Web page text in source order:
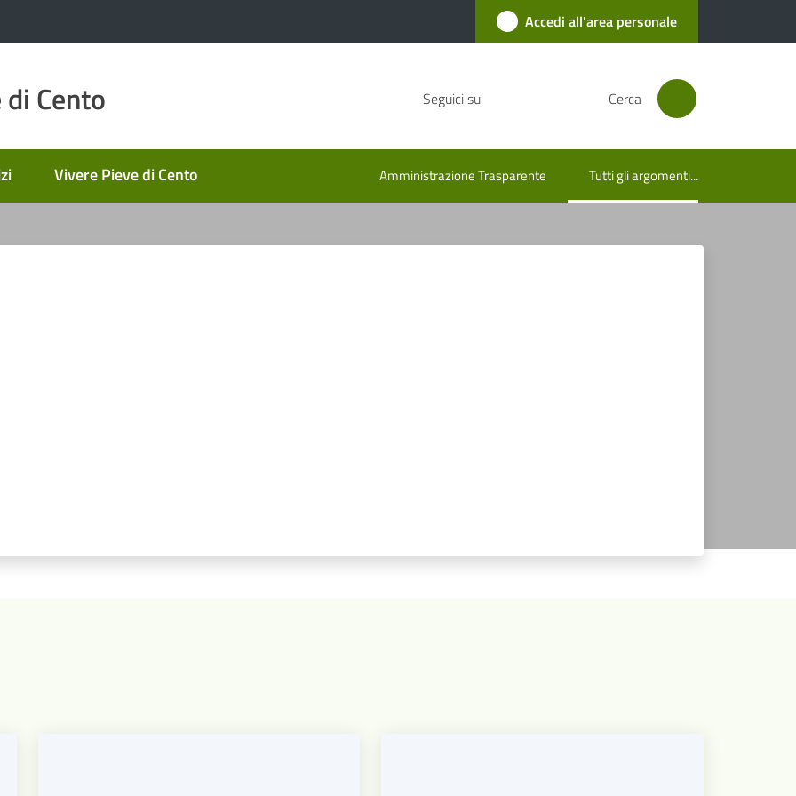
Accedi all'area personale
Cento Seguici su Cerca
Vivere Pieve di Cento Amministrazione Trasparente Tutti gli argomenti...
Menu selezionato